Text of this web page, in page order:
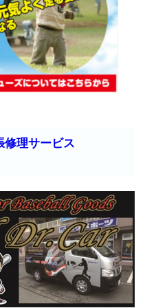
修理サービス